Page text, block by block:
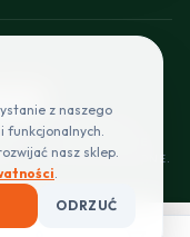
ZWROTY I
REKLAMACJE
PRAWA ZASTRZEŻONE.
z naszego
funkcjonalnych.
nasz sklep.
.
ODRZUĆ